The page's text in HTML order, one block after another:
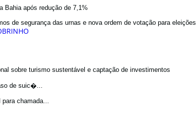
Bahia após redução de 7,1%
de segurança das urnas e nova ordem de votação para eleições
sobre turismo sustentável e captação de investimentos
de suic�...
chamada...